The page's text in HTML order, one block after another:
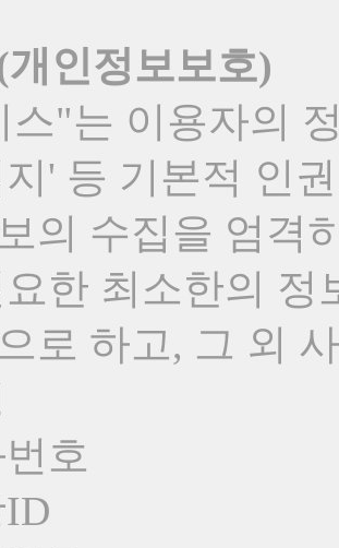
개인정보보호)
스"는 이용자의
' 등 기본적 인
의 수집을 엄격
한 최소한의 정
로 하고, 그 외
호